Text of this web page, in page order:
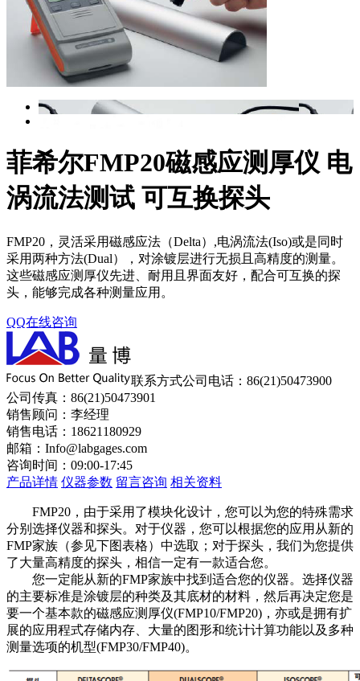
菲希尔FMP20磁感应测厚仪 电
涡流法测试 可互换探头
FMP20，灵活采用磁感应法（Delta）,电涡流法(Iso)或是同时
采用两种方法(Dual），对涂镀层进行无损且高精度的测量。
这些磁感应测厚仪先进、耐用且界面友好，配合可互换的探
头，能够完成各种测量应用。
QQ在线咨询
联系方式公司电话：86(21)50473900
公司传真：86(21)50473901
销售顾问：李经理
销售电话：18621180929
邮箱：Info@labgages.com
咨询时间：09:00-17:45
产品详情 仪器参数 留言咨询 相关资料
FMP20，由于采用了模块化设计，您可以为您的特殊需求
分别选择仪器和探头。对于仪器，您可以根据您的应用从新的
FMP家族（参见下图表格）中选取；对于探头，我们为您提供
了大量高精度的探头，相信一定有一款适合您。
您一定能从新的FMP家族中找到适合您的仪器。选择仪器
的主要标准是涂镀层的种类及其底材的材料，然后再决定您是
要一个基本款的磁感应测厚仪(FMP10/FMP20)，亦或是拥有扩
展的应用程式存储内存、大量的图形和统计计算功能以及多种
测量选项的机型(FMP30/FMP40)。